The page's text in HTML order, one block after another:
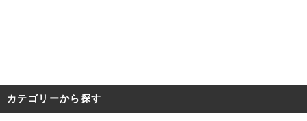
カテゴリーから探す